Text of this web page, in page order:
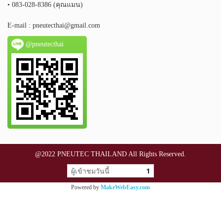
• 083-028-8386 (คุณแมน)
E-mail : pneutecthai@gmail.com
@pneutecthai
@2022 PNEUTEC THAILAND All Rights Reserved.
ผู้เข้าชมวันนี้ 1
Powered by MakeWebEasy.com